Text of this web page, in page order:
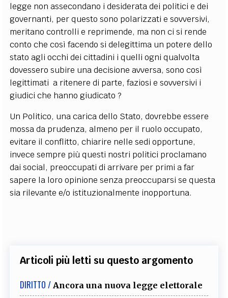
legge non assecondano i desiderata dei politici e dei
governanti, per questo sono polarizzati e sovversivi,
meritano controlli e reprimende, ma non ci si rende
conto che così facendo si delegittima un potere dello
stato agli occhi dei cittadini i quelli ogni qualvolta
dovessero subire una decisione avversa, sono così
legittimati a ritenere di parte, faziosi e sovversivi i
giudici che hanno giudicato ?
Un Politico, una carica dello Stato, dovrebbe essere
mossa da prudenza, almeno per il ruolo occupato,
evitare il conflitto, chiarire nelle sedi opportune,
invece sempre più questi nostri politici proclamano
dai social, preoccupati di arrivare per primi a far
sapere la loro opinione senza preoccuparsi se questa
sia rilevante e/o istituzionalmente inopportuna.
Articoli più letti su questo argomento
DIRITTO / Ancora una nuova legge elettorale